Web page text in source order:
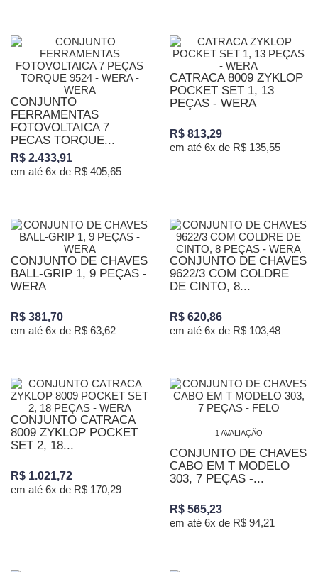
CONJUNTO
FERRAMENTAS
FOTOVOLTAICA 7
PEÇAS TORQUE...
R$ 2.433,91
em até 6x de R$ 405,65
CATRACA 8009 ZYKLOP
POCKET SET 1, 13
PEÇAS - WERA
R$ 813,29
em até 6x de R$ 135,55
CONJUNTO DE CHAVES
BALL-GRIP 1, 9 PEÇAS -
WERA
R$ 381,70
em até 6x de R$ 63,62
CONJUNTO DE CHAVES
9622/3 COM COLDRE
DE CINTO, 8...
R$ 620,86
em até 6x de R$ 103,48
CONJUNTO CATRACA
8009 ZYKLOP POCKET
SET 2, 18...
R$ 1.021,72
em até 6x de R$ 170,29
1 AVALIAÇÃO
CONJUNTO DE CHAVES
CABO EM T MODELO
303, 7 PEÇAS -...
R$ 565,23
em até 6x de R$ 94,21